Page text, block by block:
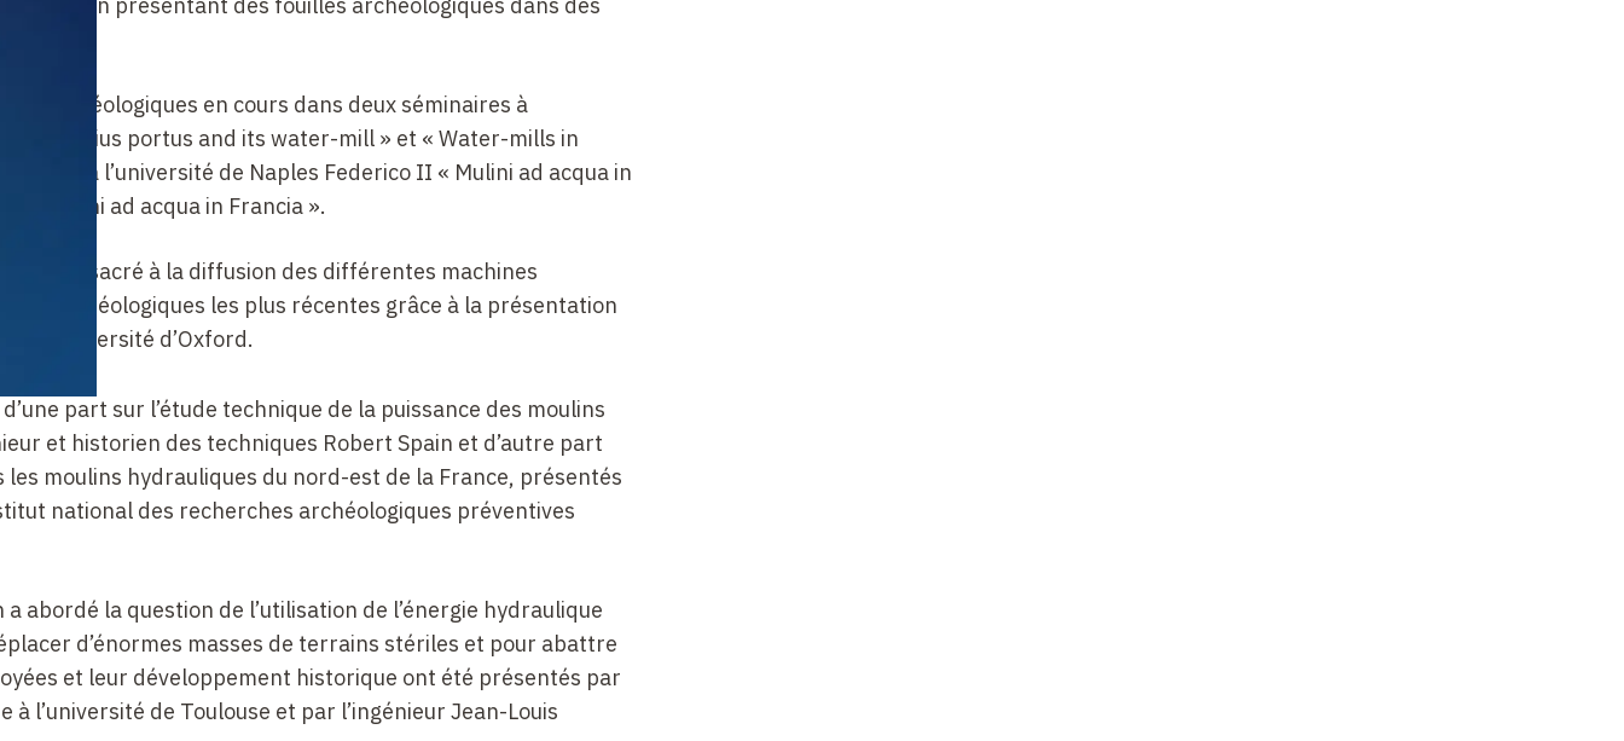
ou en présentant des fouilles archéologiques dans des
archéologiques en cours dans deux séminaires à
Martius portus and its water-mill » et « Water-mills in
à l’université de Naples Federico II « Mulini ad acqua in
di mulini ad acqua in Francia ».
été consacré à la diffusion des différentes machines
archéologiques les plus récentes grâce à la présentation
l’université d’Oxford.
part sur l’étude technique de la puissance des moulins
et historien des techniques Robert Spain et d’autre part
moulins hydrauliques du nord-est de la France, présentés
national des recherches archéologiques préventives
abordé la question de l’utilisation de l’énergie hydraulique
d’énormes masses de terrains stériles et pour abattre
et leur développement historique ont été présentés par
l’université de Toulouse et par l’ingénieur Jean-Louis